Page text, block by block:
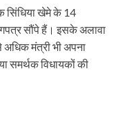
सिंधिया खेमे के 14
सौंपे हैं। इसके अलावा
मंत्री भी अपना
समर्थक विधायकों की